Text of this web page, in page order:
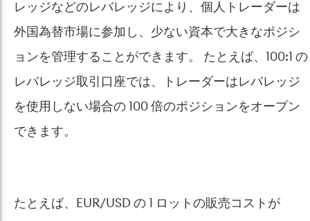
レッジなどのレバレッジにより、個人トレーダーは
外国為替市場に参加し、少ない資本で大きなポジシ
ョンを管理することができます。 たとえば、100:1 の
レバレッジ取引口座では、トレーダーはレバレッジ
を使用しない場合の 100 倍のポジションをオープン
できます。
たとえば、EUR/USD の 1 ロットの販売コストが